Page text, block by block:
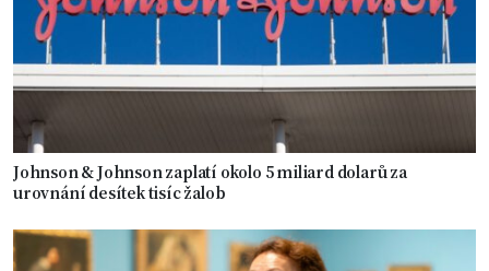
Johnson & Johnson zaplatí okolo 5 miliard dolarů za
urovnání desítek tisíc žalob